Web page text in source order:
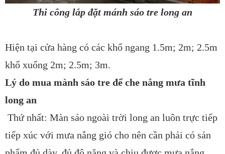
Thi công lắp đặt mánh sáo tre long an
Hiện tại cửa hàng có các khổ ngang 1.5m; 2m; 2.5m
khổ xuổng 2m; 2.5m; 3m.
Lý do mua mành sáo tre để che nắng mưa tĩnh
long an
Thứ nhất: Màn sáo ngoài trời long an luôn trực tiếp
tiếp xúc với mưa nắng gió cho nên cần phải có sản